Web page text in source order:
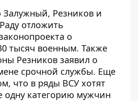
Резников и
отложить
о
тысяч военным. Также
Резников заявил о
срочной службы. Еще
что в ряды ВСУ хотят
одну категорию мужчин